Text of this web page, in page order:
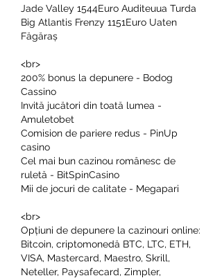
Jade Valley 1544Euro Auditeuua Turda
Big Atlantis Frenzy 1151Euro Uaten
Făgăraș
<br>
200% bonus la depunere - Bodog
Cassino
Invită jucători din toată lumea -
Amuletobet
Comision de pariere redus - PinUp
casino
Cel mai bun cazinou românesc de
ruletă - BitSpinCasino
Mii de jocuri de calitate - Megapari
<br>
Opțiuni de depunere la cazinouri online:
Bitcoin, criptomonedă BTC, LTC, ETH,
VISA, Mastercard, Maestro, Skrill,
Neteller, Paysafecard, Zimpler,